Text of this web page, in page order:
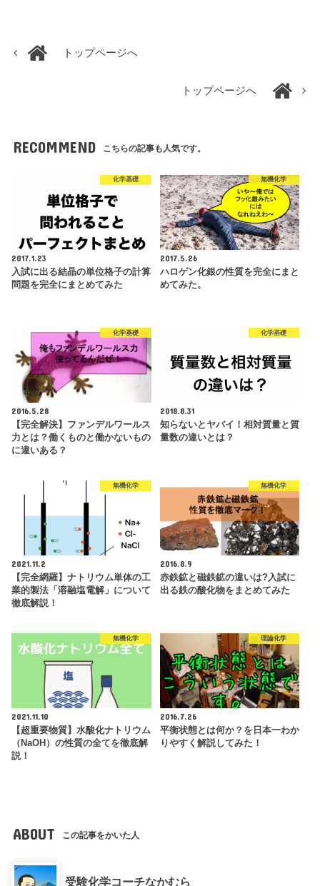
トップページへ
トップページへ
RECOMMEND こちらの記事も人気です。
化学基礎
2017.1.23
入試に出る結晶の単位格子の計算
問題を完全にまとめてみた
無機化学
2017.5.26
ハロゲン化銀の性質を完全にまと
めてみた。
化学基礎
2016.5.28
【完全解決】ファンデルワールス
力とは？働くものと働かないもの
に違いある？
化学基礎
2018.8.31
知らないとヤバイ！相対質量と質
量数の違いとは？
無機化学
2021.11.2
【完全網羅】ナトリウム単体の工
業的製法「溶融塩電解」について
徹底解説！
無機化学
2016.8.9
赤鉄鉱と磁鉄鉱の違いは?入試に
出る鉄の酸化物をまとめてみた
無機化学
2021.11.10
【超重要物質】水酸化ナトリウム
（NaOH）の性質の全てを徹底解
説！
理論化学
2016.7.26
平衡状態とは何か？を日本一わか
りやすく解説してみた！
ABOUT この記事をかいた人
受験化学コーチなかむら